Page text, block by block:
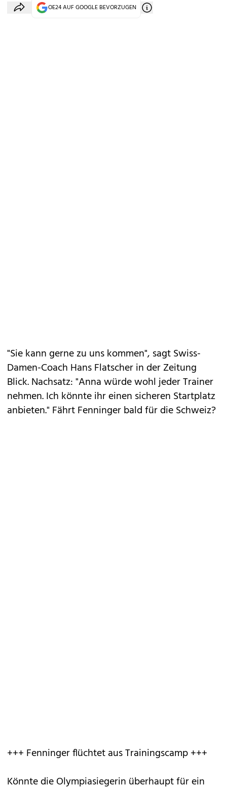
OE24 AUF GOOGLE BEVORZUGEN
"Sie kann gerne zu uns kommen", sagt Swiss-
Damen-Coach Hans Flatscher in der Zeitung
Blick. Nachsatz: "Anna würde wohl jeder Trainer
nehmen. Ich könnte ihr einen sicheren Startplatz
anbieten." Fährt Fenninger bald für die Schweiz?
+++ Fenninger flüchtet aus Trainingscamp +++
Könnte die Olympiasiegerin überhaupt für ein